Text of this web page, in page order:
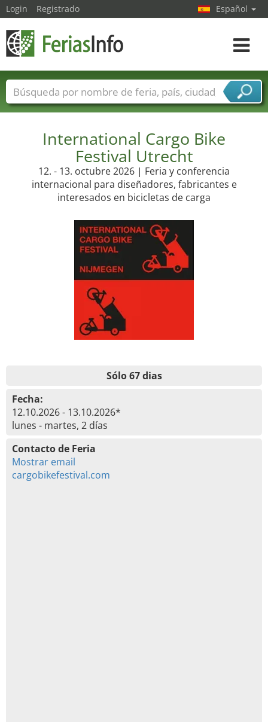
International Cargo Bike
Festival Utrecht
12. - 13. octubre 2026 | Feria y conferencia
internacional para diseñadores, fabricantes e
interesados en bicicletas de carga
Sólo 67 dias
Fecha:
12.10.2026 - 13.10.2026*
lunes - martes, 2 días
Contacto de Feria
Mostrar email
cargobikefestival.com
Login Registrado Español
toggle
Nombres de ferias Países
Ciudades
Sectores de proveedor de servicios